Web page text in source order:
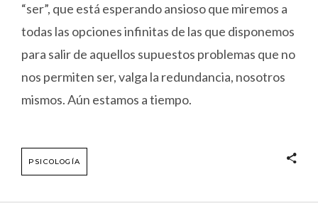
“ser”, que está esperando ansioso que miremos a
todas las opciones infinitas de las que disponemos
para salir de aquellos supuestos problemas que no
nos permiten ser, valga la redundancia, nosotros
mismos. Aún estamos a tiempo.
PSICOLOGÍA